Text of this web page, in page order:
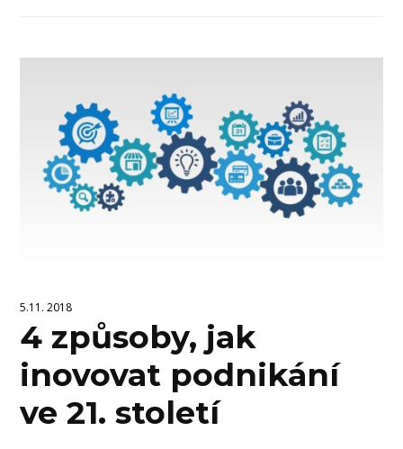
5.11. 2018
4 způsoby, jak
inovovat podnikání
ve 21. století